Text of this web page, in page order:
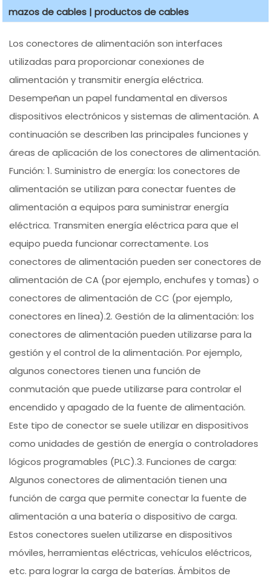
mazos de cables | productos de cables
Los conectores de alimentación son interfaces
utilizadas para proporcionar conexiones de
alimentación y transmitir energía eléctrica.
Desempeñan un papel fundamental en diversos
dispositivos electrónicos y sistemas de alimentación. A
continuación se describen las principales funciones y
áreas de aplicación de los conectores de alimentación.
Función: 1. Suministro de energía: los conectores de
alimentación se utilizan para conectar fuentes de
alimentación a equipos para suministrar energía
eléctrica. Transmiten energía eléctrica para que el
equipo pueda funcionar correctamente. Los
conectores de alimentación pueden ser conectores de
alimentación de CA (por ejemplo, enchufes y tomas) o
conectores de alimentación de CC (por ejemplo,
conectores en línea).2. Gestión de la alimentación: los
conectores de alimentación pueden utilizarse para la
gestión y el control de la alimentación. Por ejemplo,
algunos conectores tienen una función de
conmutación que puede utilizarse para controlar el
encendido y apagado de la fuente de alimentación.
Este tipo de conector se suele utilizar en dispositivos
como unidades de gestión de energía o controladores
lógicos programables (PLC).3. Funciones de carga:
Algunos conectores de alimentación tienen una
función de carga que permite conectar la fuente de
alimentación a una batería o dispositivo de carga.
Estos conectores suelen utilizarse en dispositivos
móviles, herramientas eléctricas, vehículos eléctricos,
etc. para lograr la carga de baterías. Ámbitos de